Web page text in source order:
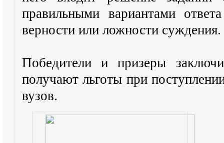
правильными вариантами
верности или ложности суждения.
Победители и призеры
получают льготы при
вузов.